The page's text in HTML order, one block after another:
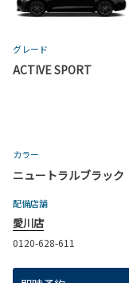
グレード
ACTIVE SPORT
カラー
ニュートラルブラック
配備店舗
愛川店
0120-628-611